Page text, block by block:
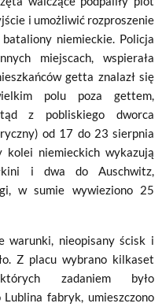
i umożliwić rozproszenie
niemieckie. Policja
miejscach, wspierała
getta znalazł się
polu poza gettem,
z pobliskiego dworca
od 17 do 23 sierpnia
kolei niemieckich wykazują
i dwa do Auschwitz,
w sumie wywieziono 25
warunki, nieopisany ścisk i
Z placu wybrano kilkaset
zadaniem było
fabryk, umieszczono